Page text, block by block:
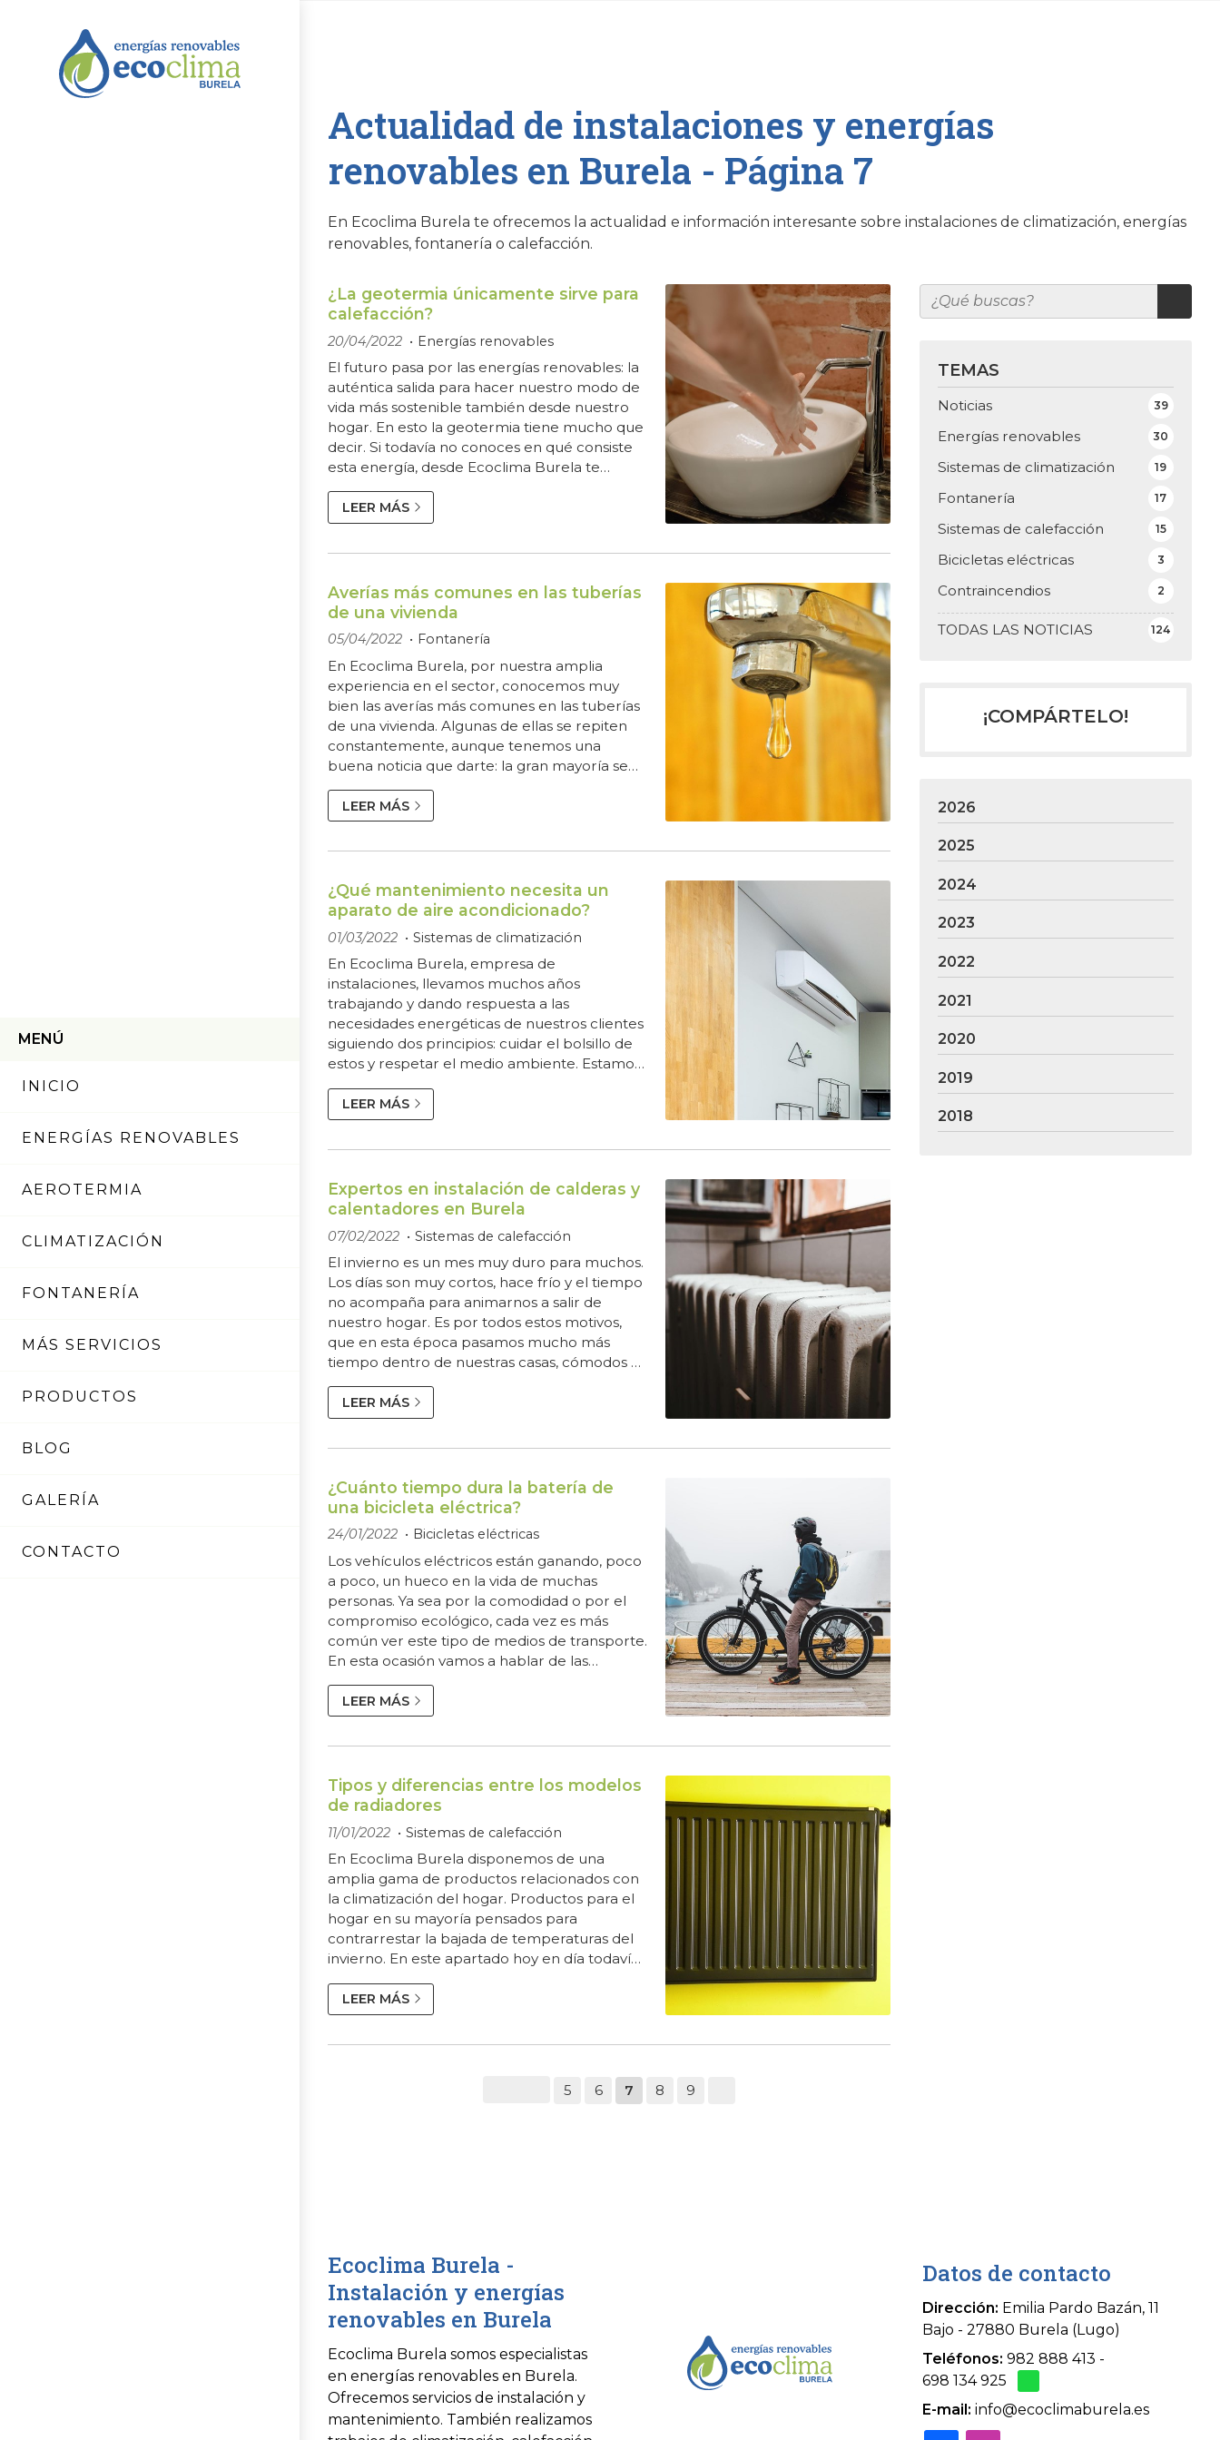
MENÚ
INICIO
ENERGÍAS RENOVABLES
AEROTERMIA
CLIMATIZACIÓN
FONTANERÍA
MÁS SERVICIOS
PRODUCTOS
BLOG
GALERÍA
CONTACTO
Actualidad de instalaciones y energías
renovables en Burela - Página 7
En Ecoclima Burela te ofrecemos la actualidad e información interesante sobre instalaciones de climatización, energías
renovables, fontanería o calefacción.
TEMAS
TODAS LAS NOTICIAS 124
Noticias 39
Energías renovables 30
Sistemas de climatización 19
Fontanería 17
Sistemas de calefacción 15
Bicicletas eléctricas 3
Contraincendios 2
¿La geotermia únicamente sirve para
calefacción?
20/04/2022 Energías renovables
El futuro pasa por las energías renovables: la
auténtica salida para hacer nuestro modo de
vida más sostenible también desde nuestro
hogar. En esto la geotermia tiene mucho que
decir. Si todavía no conoces en qué consiste
esta energía, desde Ecoclima Burela te
contamos para qué se utiliza y cuáles son sus
aplicaciones posibles en nuestra vivienda. Qué
es la geotermia y para qué se utiliza Se trata
subsuelo. Con ella...
LEER MÁS
Averías más comunes en las tuberías
de una vivienda
05/04/2022 Fontanería
En Ecoclima Burela, por nuestra amplia
experiencia en el sector, conocemos muy
bien las averías más comunes en las tuberías
de una vivienda. Algunas de ellas se repiten
constantemente, aunque tenemos una
buena noticia que darte: la gran mayoría se
una herramienta infalible. Lo mejor es no
tener que llamarnos Nosotros queremos
podemos dejar pasar el mejor de lo...
LEER MÁS
¿Qué mantenimiento necesita un
aparato de aire acondicionado?
01/03/2022 Sistemas de climatización
En Ecoclima Burela, empresa de
instalaciones, llevamos muchos años
trabajando y dando respuesta a las
necesidades energéticas de nuestros clientes
siguiendo dos principios: cuidar el bolsillo de
estos y respetar el medio ambiente. Estamos
calefacción, climatización, fontanería y gas.
Trabajamos en la zona de la Mariña Lucense y
trabajos que ofertamos, tanto en viviendas
unifamili...
LEER MÁS
Expertos en instalación de calderas y
calentadores en Burela
07/02/2022 Sistemas de calefacción
El invierno es un mes muy duro para muchos.
Los días son muy cortos, hace frío y el tiempo
no acompaña para animarnos a salir de
nuestro hogar. Es por todos estos motivos,
que en esta época pasamos mucho más
tiempo dentro de nuestras casas, cómodos y
en total tranquilidad. Para conseguir estas
sensaciones de confort, es fundamental
contar con una situación térmica correcta. En
garantizar el máximo confort en tu hoga...
LEER MÁS
¿Cuánto tiempo dura la batería de
una bicicleta eléctrica?
24/01/2022 Bicicletas eléctricas
Los vehículos eléctricos están ganando, poco
a poco, un hueco en la vida de muchas
personas. Ya sea por la comodidad o por el
compromiso ecológico, cada vez es más
común ver este tipo de medios de transporte.
En esta ocasión vamos a hablar de las
hayas optado por una eléctrica, ambos
transportes son una buena forma de
largas distancias, las bicicletas eléctricas
suelen...
LEER MÁS
Tipos y diferencias entre los modelos
de radiadores
11/01/2022 Sistemas de calefacción
En Ecoclima Burela disponemos de una
amplia gama de productos relacionados con
la climatización del hogar. Productos para el
hogar en su mayoría pensados para
contrarrestar la bajada de temperaturas del
invierno. En este apartado hoy en día todavía
reyes de toda instalación; los radiadores. Hoy
en nuestra entrada del blog nos vamos a
LEER MÁS
5 6 7 8 9
¡COMPÁRTELO!
2026
2025
2024
2023
2022
2021
2020
2019
2018
Ecoclima Burela -
Instalación y energías
renovables en Burela
Ecoclima Burela somos especialistas
en energías renovables en Burela.
Ofrecemos servicios de instalación y
mantenimiento. También realizamos
Datos de contacto
Dirección: Emilia Pardo Bazán, 11
Bajo - 27880 Burela (Lugo)
Teléfonos: 982 888 413 -
698 134 925
E-mail: info@ecoclimaburela.es